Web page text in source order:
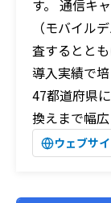
す。 通信キ
（モバイル
査するとと
導入実績で
47都道府県
換えまで幅広
ウェブサ